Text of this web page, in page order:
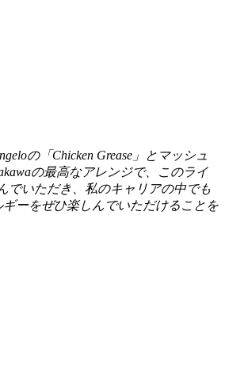
の「Chicken Grease」とマッシュ
の最高なアレンジで、このライ
でいただき、私のキャリアの中でも
ーをぜひ楽しんでいただけることを